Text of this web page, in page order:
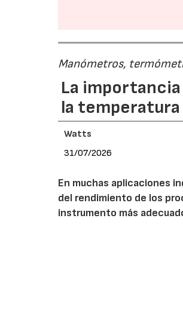
Manómetros,
La
la temperatura
Watts
31/07/2026
En muchas aplicaciones
del rendimiento de los
instrumento más